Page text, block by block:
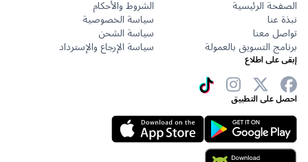
الرئيسية
معنا
التسويق بالعمولة
الشروط والأحكام
سياسة الخصوصية
سياسة الشحن
سياسة الإرجاع والإسترداد
اطلاع
على التطبيق